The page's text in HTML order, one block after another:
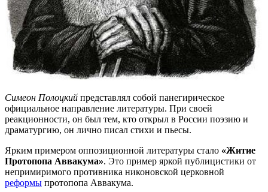
Симеон Полоцкий представлял собой панегирическое
официальное направление литературы. При своей
реакционности, он был тем, кто открыл в России поэзию и
драматургию, он лично писал стихи и пьесы.
Ярким примером оппозиционной литературы стало «Житие
Протопопа Аввакума». Это пример яркой публицистики от
непримиримого противника никоновской церковной
реформы протопопа Аввакума.